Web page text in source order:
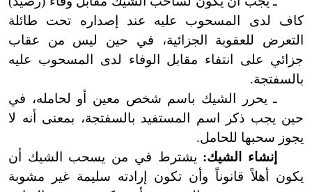
كاف لدى المسحوب عليه عند إصداره تحت طائلة
التعرض للعقوبة الجزائية، في حين ليس من عقاب
جزائي على انتفاء مقابل الوفاء لدى المسحوب عليه
بالسفتجة.
ـ يحرر الشيك باسم شخص معين أو لحامله، في
حين يجب ذكر اسم المستفيد بالسفتجة، بمعنى أنه لا
يجوز سحبها للحامل.
إنشاء الشيك: يشترط في من يسحب الشيك أن
يكون أهلاً قانوناً وأن تكون إرادته سليمة غير مشوبة